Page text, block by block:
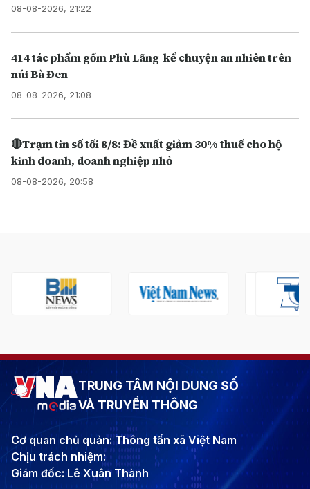
08-08-2026, 21:22
414 tác phẩm gốm Phù Lãng kể chuyện an nhiên trên
núi Bà Đen
08-08-2026, 21:08
🔴Trạm tin số tối 8/8: Đề xuất giảm 30% thuế cho hộ
kinh doanh, doanh nghiệp nhỏ
08-08-2026, 20:58
TRUNG TÂM NỘI DUNG SỐ
VÀ TRUYỀN THÔNG
Cơ quan chủ quản: Thông tấn xã Việt Nam
Chịu trách nhiệm:
Giám đốc: Lê Xuân Thành